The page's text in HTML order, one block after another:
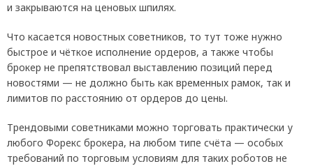
и закрываются на ценовых шпилях.
Что касается новостных советников, то тут тоже нужно
быстрое и чёткое исполнение ордеров, а также чтобы
брокер не препятствовал выставлению позиций перед
новостями — не должно быть как временных рамок, так и
лимитов по расстоянию от ордеров до цены.
Трендовыми советниками можно торговать практически у
любого Форекс брокера, на любом типе счёта — особых
требований по торговым условиям для таких роботов не